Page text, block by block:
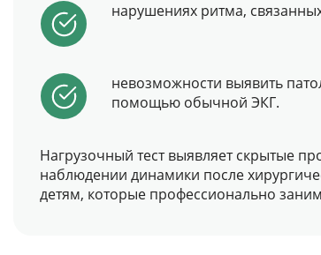
нарушениях ритма,
невозможности выявить
помощью обычной ЭКГ.
Нагрузочный тест выявляет скрытые
наблюдении динамики после
детям, которые профессионально